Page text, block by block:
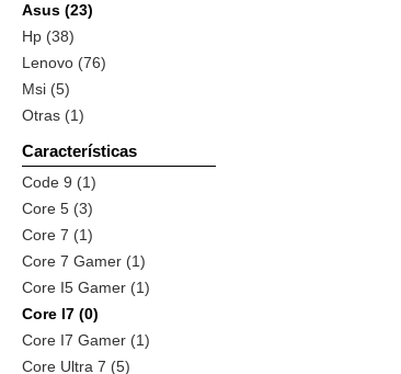
Asus (23)
Hp (38)
Lenovo (76)
Msi (5)
Otras (1)
Características
Code 9 (1)
Core 5 (3)
Core 7 (1)
Core 7 Gamer (1)
Core I5 Gamer (1)
Core I7 (0)
Core I7 Gamer (1)
Core Ultra 7 (5)